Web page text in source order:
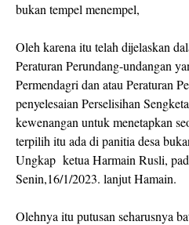
bukan tempel menempel,
Oleh karena itu telah dijelaskan
Peraturan Perundang-undangan
Permendagri dan atau Peraturan
penyelesaian Perselisihan
kewenangan untuk menetapkan
terpilih itu ada di panitia desa
Ungkap ketua Harmain Rusli,
Senin,16/1/2023. lanjut Hamain.
Olehnya itu putusan seharusnya